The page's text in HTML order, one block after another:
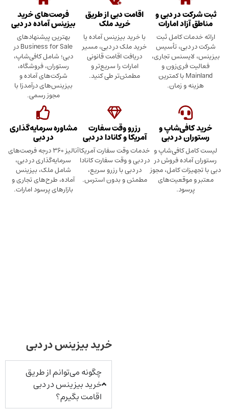
در دبی و
امارات
کامل ثبت
تأسیس
تجاری،
و
Mainland با کمترین
اقامت دبی از طریق
خرید ملک
با خرید بیزینس آماده یا
خرید ملک در دبی، مسیر
دریافت اقامت قانونی
امارات را سریع‌تر و
مطمئن‌تر طی کنید.
فرصت‌های خرید
بیزینس آماده در دبی
بهترین پیشنهادهای
Business for Sale در
دبی؛ شامل کافی‌شاپ،
رستوران، فروشگاه،
شرکت‌های آماده و
بیزینس‌های درآمدزا با
و
در دبی
و
فروش در
کامل، مجوز
رزرو وقت سفارت
آمریکا و کانادا در دبی
خدمات وقت سفارت آمریکا
در دبی و وقت سفارت کانادا
در دبی با رزرو سریع،
مطمئن و بدون استرس.
مشاوره سرمایه‌گذاری
در دبی
آنالیز ۳۶۰ درجه فرصت‌های
سرمایه‌گذاری در دبی،
شامل ملک، بیزینس
آماده، طرح‌های تجاری و
بازارهای پرسود امارات.
خرید بیزینس در دبی
چگونه می‌توانم از طریق
خرید بیزینس در دبی
اقامت بگیرم؟